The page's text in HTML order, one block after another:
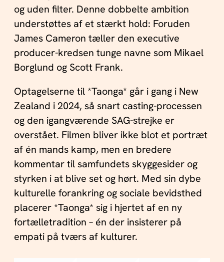
og uden filter. Denne dobbelte ambition
understøttes af et stærkt hold: Foruden
James Cameron tæller den executive
producer-kredsen tunge navne som Mikael
Borglund og Scott Frank.
Optagelserne til *Taonga* går i gang i New
Zealand i 2024, så snart casting-processen
og den igangværende SAG-strejke er
overstået. Filmen bliver ikke blot et portræt
af én mands kamp, men en bredere
kommentar til samfundets skyggesider og
styrken i at blive set og hørt. Med sin dybe
kulturelle forankring og sociale bevidsthed
placerer *Taonga* sig i hjertet af en ny
fortælletradition – én der insisterer på
empati på tværs af kulturer.